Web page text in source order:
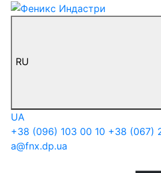
RU
UA
+38 (096) 103 00 10 +38 (067)
a@fnx.dp.ua